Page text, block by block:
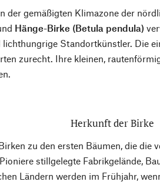
der gemäßigten Klimazone der
Hänge-Birke (Betula pendula)
Standortkünstler. Die
zurecht. Ihre kleinen,
Herkunft der Birke
zu den ersten Bäumen, die die
stillgelegte Fabrikgelände,
Ländern werden im Frühjahr,